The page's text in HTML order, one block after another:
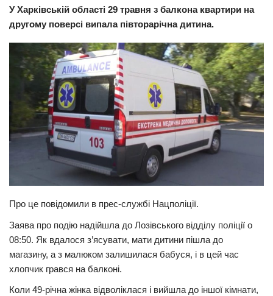
Одеса
Схід
Прикарпаття
Економіка
Політика
Світ
Цікаво
Наука
Історії
Рецепти
Привітання
Здоров’я
У Харківській області 29 травня з балкона квартири на
другому поверсі випaлa півторарічна дитина.
Про це повідомили в прес-службі Нацполіції.
Заява про подію надійшла до Лозівського відділу полiцiї о
08:50. Як вдалося з’ясувати, мати дитини пішла до
магазину, а з малюком залишилася бабуся, і в цей час
хлопчик грався на балконі.
Коли 49-річна жінка відволіклася і вийшла до іншої кімнати,